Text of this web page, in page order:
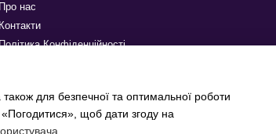
Про нас
Контакти
Конфіденційності
для безпечної та оптимальної роботи
щоб дати згоду на